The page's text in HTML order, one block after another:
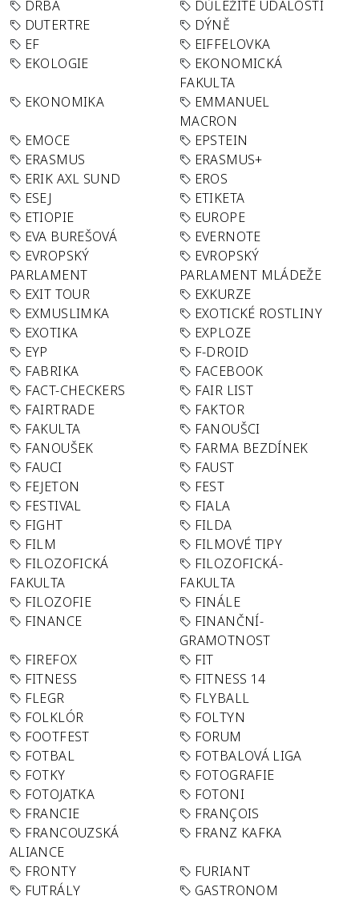
DRBA
DŮLEŽITÉ UDÁLOSTI
DUTERTRE
DÝNĚ
EF
EIFFELOVKA
EKOLOGIE
EKONOMICKÁ
FAKULTA
EKONOMIKA
EMMANUEL
MACRON
EMOCE
EPSTEIN
ERASMUS
ERASMUS+
ERIK AXL SUND
EROS
ESEJ
ETIKETA
ETIOPIE
EUROPE
EVA BUREŠOVÁ
EVERNOTE
EVROPSKÝ
PARLAMENT
EVROPSKÝ
PARLAMENT MLÁDEŽE
EXIT TOUR
EXKURZE
EXMUSLIMKA
EXOTICKÉ ROSTLINY
EXOTIKA
EXPLOZE
EYP
F-DROID
FABRIKA
FACEBOOK
FACT-CHECKERS
FAIR LIST
FAIRTRADE
FAKTOR
FAKULTA
FANOUŠCI
FANOUŠEK
FARMA BEZDÍNEK
FAUCI
FAUST
FEJETON
FEST
FESTIVAL
FIALA
FIGHT
FILDA
FILM
FILMOVÉ TIPY
FILOZOFICKÁ
FAKULTA
FILOZOFICKÁ-
FAKULTA
FILOZOFIE
FINÁLE
FINANCE
FINANČNÍ-
GRAMOTNOST
FIREFOX
FIT
FITNESS
FITNESS 14
FLEGR
FLYBALL
FOLKLÓR
FOLTYN
FOOTFEST
FORUM
FOTBAL
FOTBALOVÁ LIGA
FOTKY
FOTOGRAFIE
FOTOJATKA
FOTONI
FRANCIE
FRANÇOIS
FRANCOUZSKÁ
ALIANCE
FRANZ KAFKA
FRONTY
FURIANT
FUTRÁLY
GASTRONOM